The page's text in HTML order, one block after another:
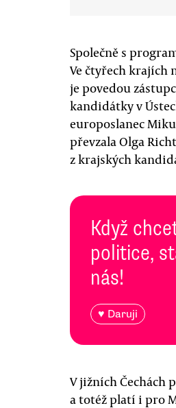
Společně s
Ve čtyřech krajích
je povedou
kandidátky v
europoslanec
převzala Olga
z krajských
Když
politice,
nás!
♥ Daruji
V jižních Čechách
a totéž platí i pro